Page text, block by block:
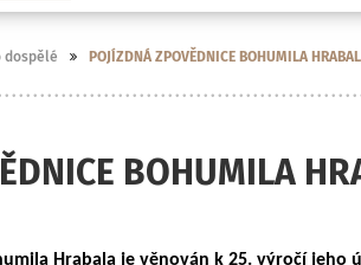
dospělé POJÍZDNÁ ZPOVĚDNICE BOHUMILA
BOHUMILA
Hrabala je věnován k 25. výročí jeho